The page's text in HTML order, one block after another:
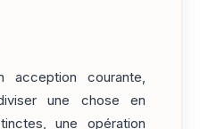
acception courante,
une chose en
une opération